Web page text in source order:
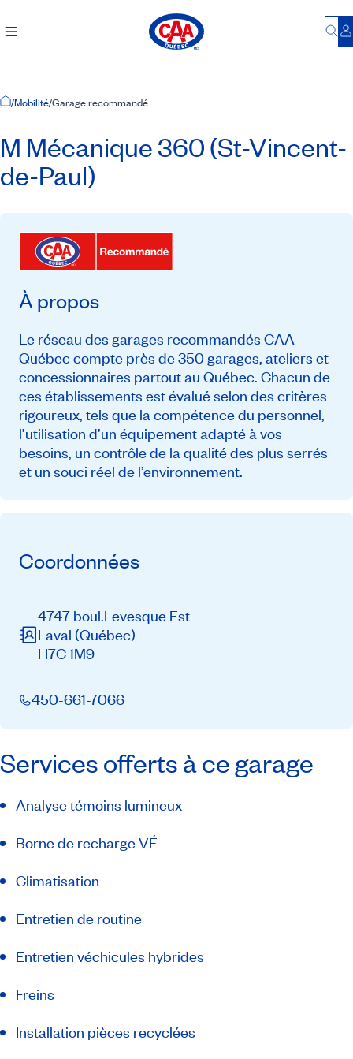
Accueil
/Mobilité/Garage recommandé
M Mécanique 360 (St-Vincent-
de-Paul)
À propos
Le réseau des garages recommandés CAA-
Québec compte près de 350 garages, ateliers et
concessionnaires partout au Québec. Chacun de
ces établissements est évalué selon des critères
rigoureux, tels que la compétence du personnel,
l’utilisation d’un équipement adapté à vos
besoins, un contrôle de la qualité des plus serrés
et un souci réel de l’environnement.
Coordonnées
4747 boul.Levesque Est
Laval (Québec)
H7C 1M9
450-661-7066
Services offerts à ce garage
Analyse témoins lumineux
Borne de recharge VÉ
Climatisation
Entretien de routine
Entretien véchicules hybrides
Freins
Installation pièces recyclées